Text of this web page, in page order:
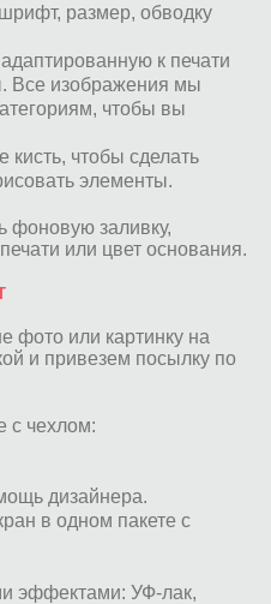
размер, обводку
к печати
Все изображения мы
чтобы вы
кисть, чтобы сделать
элементы.
фоновую заливку,
или цвет основания.
фото или картинку на
и привезем посылку по
с чехлом:
дизайнера.
в одном пакете с
эффектами: УФ-лак,